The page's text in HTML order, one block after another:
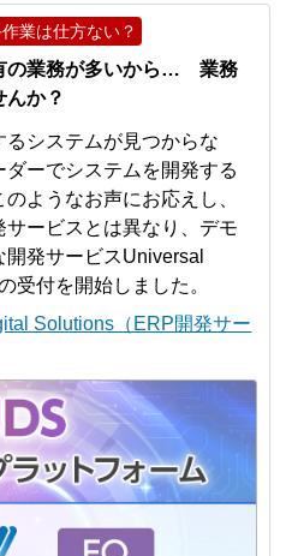
業は仕方ない？
の業務が多いから… 業務
んか？
るシステムが見つからな
ーでシステムを開発する
ようなお声にお応えし、
ービスとは異なり、デモ
発サービスUniversal
受付を開始しました。
Solutions（ERP開発サー